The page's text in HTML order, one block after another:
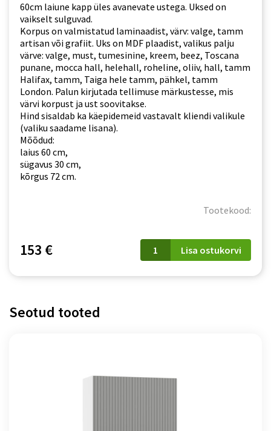
60cm laiune kapp üles avanevate ustega. Uksed on
vaikselt sulguvad.
Korpus on valmistatud laminaadist, värv: valge, tamm
artisan või grafiit. Uks on MDF plaadist, valikus palju
värve: valge, must, tumesinine, kreem, beez, Toscana
punane, mocca hall, helehall, roheline, oliiv, hall, tamm
Halifax, tamm, Taiga hele tamm, pähkel, tamm
London. Palun kirjutada tellimuse märkustesse, mis
värvi korpust ja ust soovitakse.
Hind sisaldab ka käepidemeid vastavalt kliendi valikule
(valiku saadame lisana).
Mõõdud:
laius 60 cm,
sügavus 30 cm,
kõrgus 72 cm.
Tootekood:
153 €
W
Kate
Lisa ostukorvi
Seotud tooted